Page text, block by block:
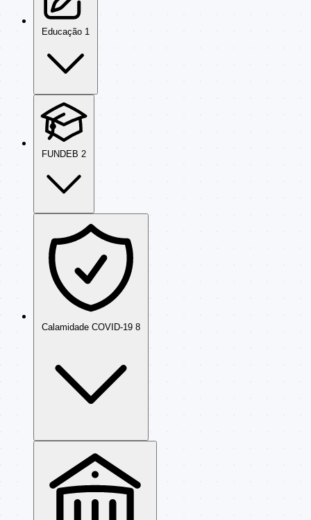
Educação 1
FUNDEB 2
Calamidade COVID-19 8